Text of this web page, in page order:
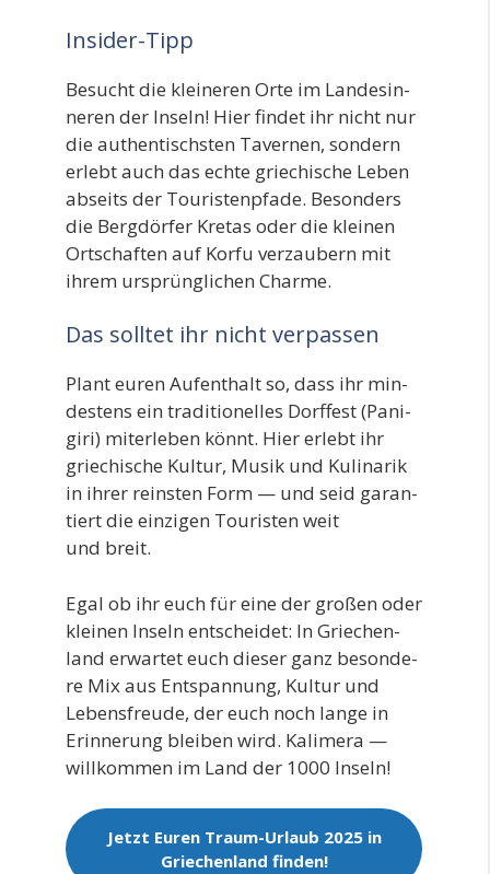
Insider-Tipp
Besucht die klei­ne­ren Orte im Lan­des­in­
ne­ren der Inseln! Hier fin­det ihr nicht nur
die authen­tischs­ten Taver­nen, son­dern
erlebt auch das ech­te grie­chi­sche Leben
abseits der Tou­ris­ten­pfa­de. Beson­ders
die Berg­dör­fer Kre­tas oder die klei­nen
Ort­schaf­ten auf Kor­fu ver­zau­bern mit
ihrem ursprüng­li­chen Charme.
Das solltet ihr nicht verpassen
Plant euren Auf­ent­halt so, dass ihr min­
des­tens ein tra­di­tio­nel­les Dorf­fest (Pani­
gi­ri) mit­er­le­ben könnt. Hier erlebt ihr
grie­chi­sche Kul­tur, Musik und Kuli­na­rik
in ihrer reins­ten Form — und seid garan­
tiert die ein­zi­gen Tou­ris­ten weit
und breit.
Egal ob ihr euch für eine der gro­ßen oder
klei­nen Inseln ent­schei­det: In Grie­chen­
land erwar­tet euch die­ser ganz beson­de­
re Mix aus Ent­span­nung, Kul­tur und
Lebens­freu­de, der euch noch lan­ge in
Erin­ne­rung blei­ben wird. Kali­me­ra —
will­kom­men im Land der 1000 Inseln!
Jetzt Euren Traum-Urlaub 2025 in
Grie­chen­land finden!